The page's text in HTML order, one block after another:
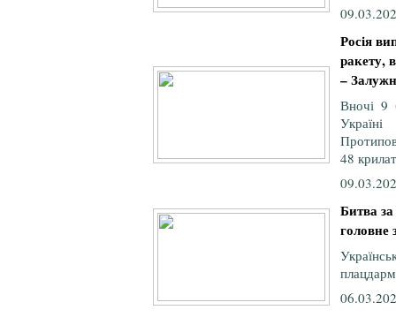
Росія
ракету,
–
Вночі 9
48
Битва
головне